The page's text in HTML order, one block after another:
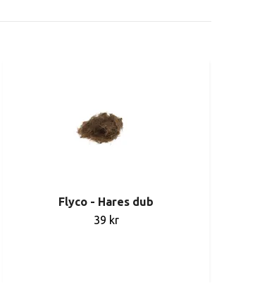
Flyco - Hares dub
39 kr